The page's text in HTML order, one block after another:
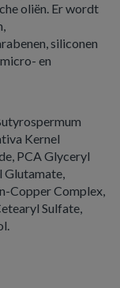
oliën. Er wordt
siliconen
en
Kernel
PCA Glyceryl
Glutamate,
Copper Complex,
Sulfate,